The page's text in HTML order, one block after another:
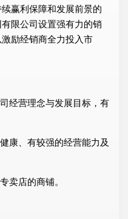
赢利保障和发展前景的
限公司设置强有力的销
励经销商全力投入市
经营理念与发展目标，有
康、有较强的经营能力及
卖店的商铺。